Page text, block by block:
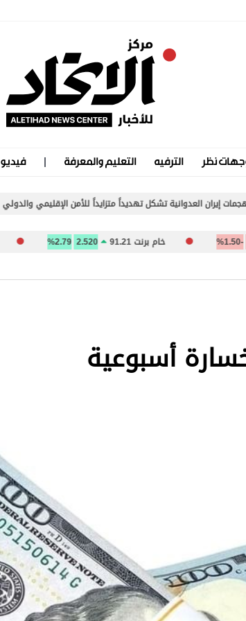
نظر الترفيه التعليم والمعرفة فيديو
تهديداً متزايداً للأمن الإقليمي والدولي غارات
خام برنت 91.21 2.520
2.79% أدنوك
أسبوعية